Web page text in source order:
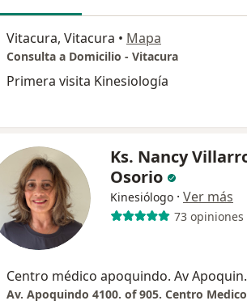
Vitacura, Vitacura • Mapa
Consulta a Domicilio - Vitacura
Primera visita Kinesiología
Ks. Nancy
Osorio
Kinesiólogo · Ver más
73 opiniones
Centro